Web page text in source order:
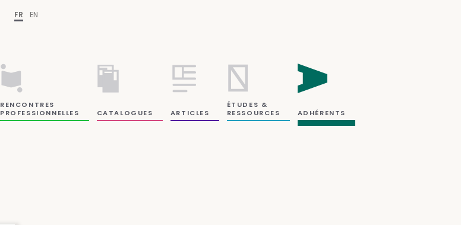
FR EN
RENCONTRES
PROFESSIONNELLES
CATALOGUES ARTICLES
ÉTUDES &
RESSOURCES
ADHÉRENTS